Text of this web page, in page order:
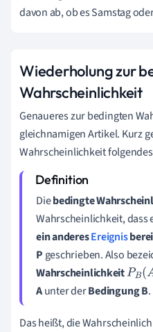
davon ab, ob es Samstag
Wiederholung zur
Wahrscheinlichkeit
Genaueres zur bedingten
gleichnamigen Artikel. Kurz
Wahrscheinlichkeit
Diebedingte
Wahrscheinlichkeit, dass
ein anderesEreignis
P geschrieben. Also
WahrscheinlichkeitPB(A)
Aunter derBedingung B.
Das heißt, die